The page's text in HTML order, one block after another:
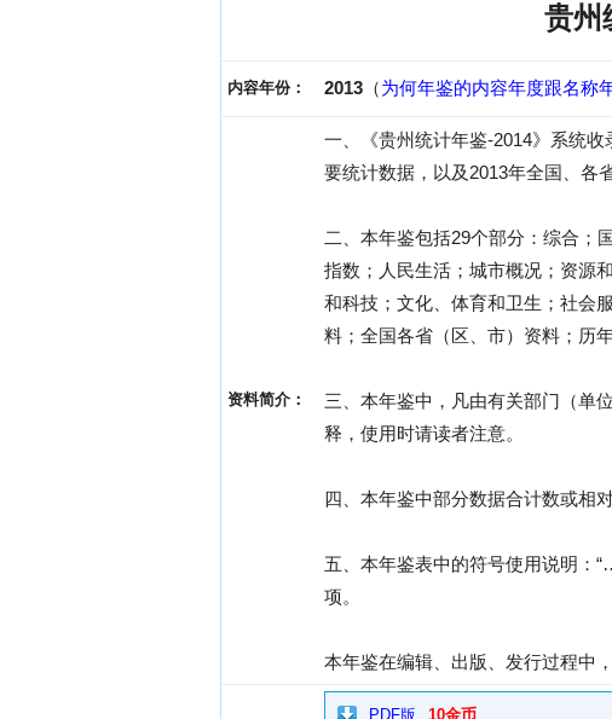
贵州
内容年份： 2013 （为何年鉴的内容年度跟名称
资料简介：
一、《贵州统计年鉴-2014》系统
要统计数据，以及2013年全国、各
二、本年鉴包括29个部分：综合；
指数；人民生活；城市概况；资源
和科技；文化、体育和卫生；社会
料；全国各省（区、市）资料；历
三、本年鉴中，凡由有关部门（单
释，使用时请读者注意。
四、本年鉴中部分数据合计数或相
五、本年鉴表中的符号使用说明：
项。
本年鉴在编辑、出版、发行过程中
PDF版 10金币